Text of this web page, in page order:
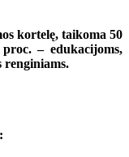
kortelę, taikoma 50
– edukacijoms,
renginiams.